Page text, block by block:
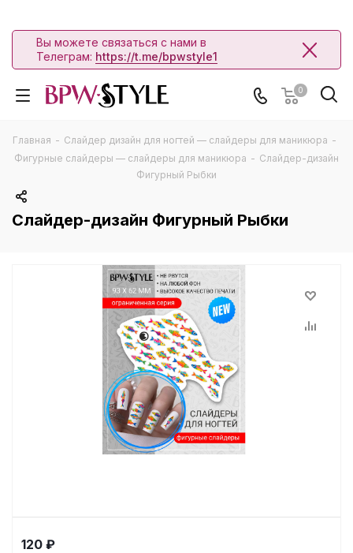
Вы можете связаться с нами в
Телеграм: https://t.me/bpwstyle1
0
Главная - Слайдер дизайн для ногтей — слайдеры для маникюра -
Фигурные слайдеры — слайдеры для маникюра - Слайдер-дизайн
Фигурный Рыбки
Слайдер-дизайн Фигурный Рыбки
120 ₽